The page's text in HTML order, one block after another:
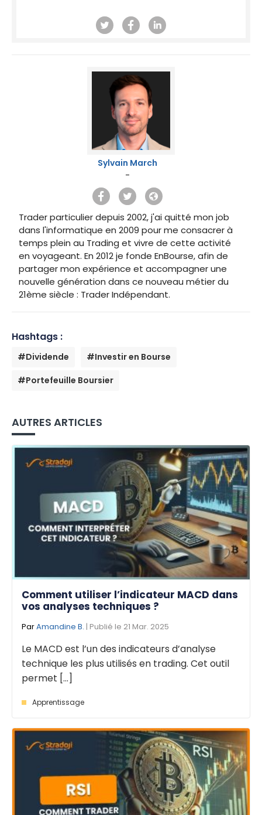
Sylvain March
-
Trader particulier depuis 2002, j'ai quitté mon job
dans l'informatique en 2009 pour me consacrer à
temps plein au Trading et vivre de cette activité
en voyageant. En 2012 je fonde EnBourse, afin de
partager mon expérience et accompagner une
nouvelle génération dans ce nouveau métier du
21ème siècle : Trader Indépendant.
Hashtags :
#Dividende
#Investir en Bourse
#Portefeuille Boursier
AUTRES ARTICLES
Comment utiliser l’indicateur MACD dans
vos analyses techniques ?
ParAmandine B. | Publié le 21 Mar. 2025
Le MACD est l’un des indicateurs d’analyse
technique les plus utilisés en trading. Cet outil
permet [...]
Apprentissage